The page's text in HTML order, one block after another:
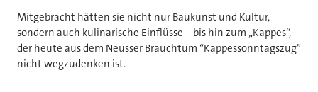
Mitgebracht hätten sie nicht nur Baukunst und Kultur,
sondern auch kulinarische Einflüsse – bis hin zum „Kappes“,
der heute aus dem Neusser Brauchtum “Kappessonntagszug”
nicht wegzudenken ist.